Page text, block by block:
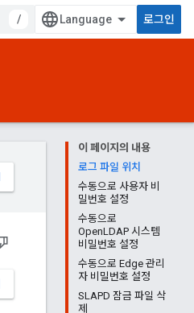
/ 로그인
이 페이지의 내용
로그 파일 위치
수동으로 사용자 비
밀번호 설정
수동으로
OpenLDAP 시스템
비밀번호 설정
수동으로 Edge 관리
자 비밀번호 설정
SLAPD 잠금 파일 삭
제